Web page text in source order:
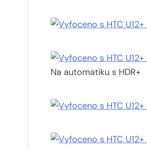
Na automatiku s HDR+